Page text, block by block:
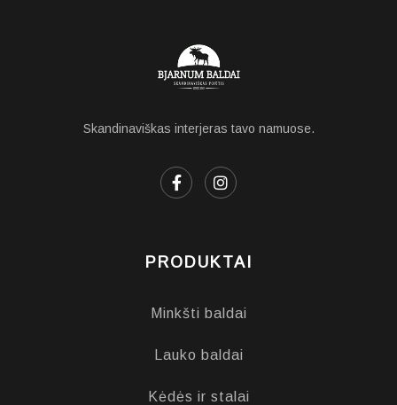
Skandinaviškas interjeras tavo namuose.
PRODUKTAI
Minkšti baldai
Lauko baldai
Kėdės ir stalai